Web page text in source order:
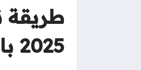
طريقة
2025 بالخطوات